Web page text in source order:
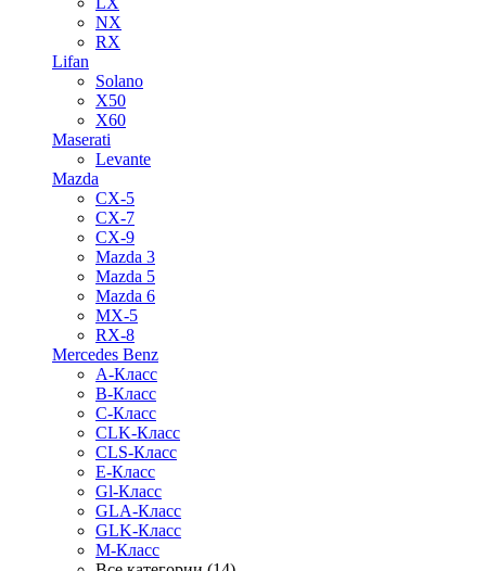
NX
RX
Lifan
Solano
X50
X60
Maserati
Levante
Mazda
CX-5
CX-7
CX-9
Mazda 3
Mazda 5
Mazda 6
MX-5
RX-8
Mercedes Benz
A-Класс
B-Класс
C-Класс
CLK-Класс
CLS-Класс
E-Класс
Gl-Класс
GLA-Класс
GLK-Класс
M-Класс